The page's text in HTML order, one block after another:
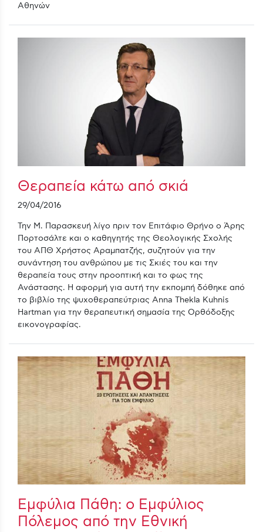
Αθηνών
Θεραπεία κάτω από σκιά
29/04/2016
Την Μ. Παρασκευή λίγο πριν τον Επιτάφιο Θρήνο ο Άρης
Πορτοσάλτε και ο καθηγητής της Θεολογικής Σχολής
του ΑΠΘ Χρήστος Αραμπατζής, συζητούν για την
συνάντηση του ανθρώπου με τις Σκιές του και την
θεραπεία τους στην προοπτική και το φως της
Ανάστασης. Η αφορμή για αυτή την εκπομπή δόθηκε από
το βιβλίο της ψυχοθεραπεύτριας Anna Thekla Kuhnis
Hartman για την θεραπευτική σημασία της Ορθόδοξης
εικονογραφίας.
Εμφύλια Πάθη: ο Εμφύλιος
Πόλεμος από την Εθνική